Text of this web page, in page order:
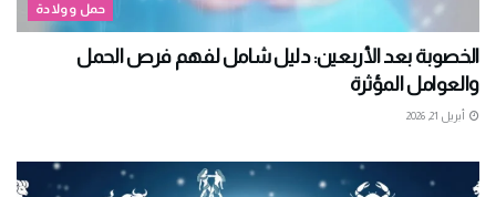
حمل وولادة
الخصوبة بعد الأربعين: دليل شامل لفهم فرص الحمل
والعوامل المؤثرة
أبريل 21, 2026